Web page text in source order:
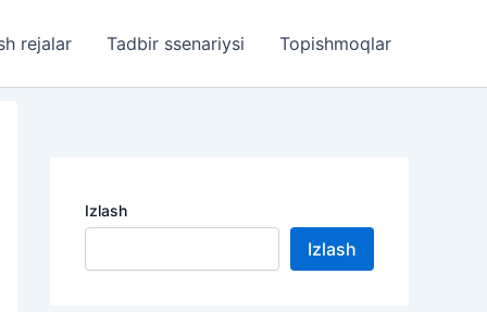
rejalar Tadbir ssenariysi Topishmoqlar
Izlash
Izlash